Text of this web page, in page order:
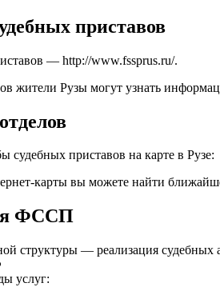
приставов
— http://www.fssprus.ru/.
жители Рузы могут узнать
судебных приставов на карте в Рузе:
карты вы можете найти
ФССП
структуры — реализация судебных
услуг: